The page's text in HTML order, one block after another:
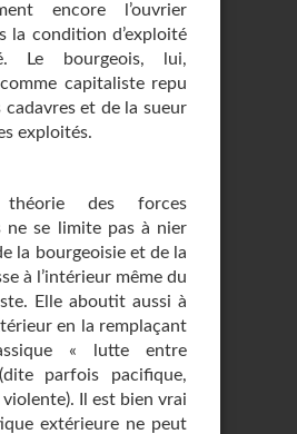
encore l’ou­vrier
la condition d’exploité
Le bourgeois, lui,
capitaliste repu
cadavres et de la sueur
exploités.
des forces
ne se limite pas à nier
la bour­geoisie et de la
à l’intérieur même du
Elle aboutit aus­si à
en la remplaçant
« lutte entre
parfois pacifique,
Il est bien vrai
extérieu­re ne peut